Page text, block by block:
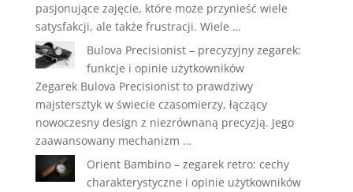
pasjonujące zajęcie, które może przynieść wiele
satysfakcji, ale także frustracji. Wiele …
Bulova Precisionist – precyzyjny zegarek:
funkcje i opinie użytkowników
Zegarek Bulova Precisionist to prawdziwy
majstersztyk w świecie czasomierzy, łączący
nowoczesny design z niezrównaną precyzją. Jego
zaawansowany mechanizm …
Orient Bambino – zegarek retro: cechy
charakterystyczne i opinie użytkowników